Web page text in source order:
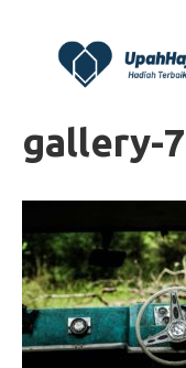
content
gallery-7